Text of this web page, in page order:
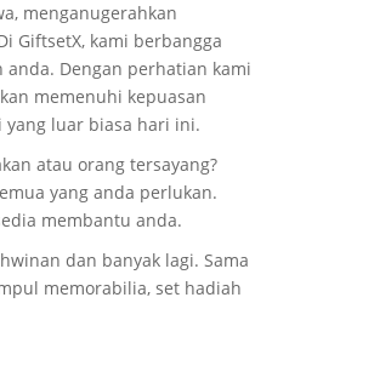
menganugerahkan
GiftsetX, kami berbangga
Dengan perhatian kami
memenuhi kepuasan
yang luar biasa hari ini.
atau orang tersayang?
yang anda perlukan.
membantu anda.
dan banyak lagi. Sama
memorabilia, set hadiah